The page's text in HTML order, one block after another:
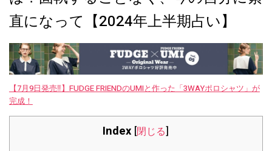
直になって【2024年上半期占い】
【7月9日発売‼︎】FUDGE FRIENDのUMIと作った「3WAYポロシャツ」が
完成！
Index [閉じる]